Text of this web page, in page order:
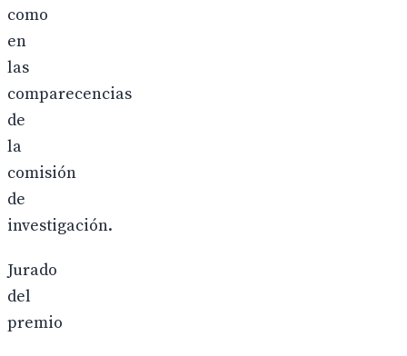
como
en
las
comparecencias
de
la
comisión
de
investigación.
Jurado
del
premio